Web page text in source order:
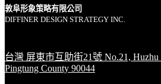
敦阜形象策略有限公司
DIFFINER DESIGN STRATEGY INC.
台灣 屏東市互助街21號 No.21, Huzhu
Pingtung County 90044